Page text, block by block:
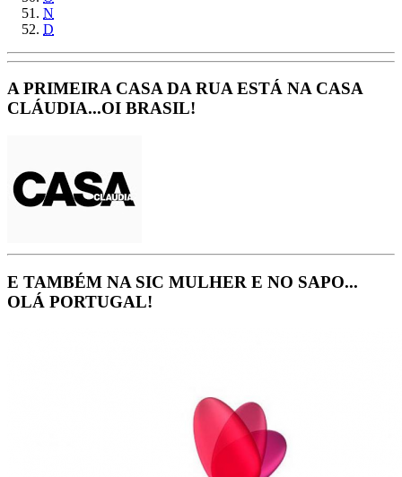
N
D
A PRIMEIRA CASA DA RUA ESTÁ NA CASA
CLÁUDIA...OI BRASIL!
E TAMBÉM NA SIC MULHER E NO SAPO...
OLÁ PORTUGAL!